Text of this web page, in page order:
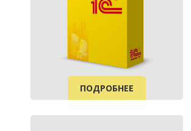
ПОДРОБНЕЕ